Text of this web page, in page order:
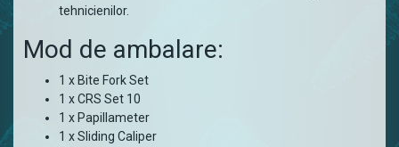
tehnicienilor.
Mod de ambalare:
1 x Bite Fork Set
1 x CRS Set 10
1 x Papillameter
1 x Sliding Caliper